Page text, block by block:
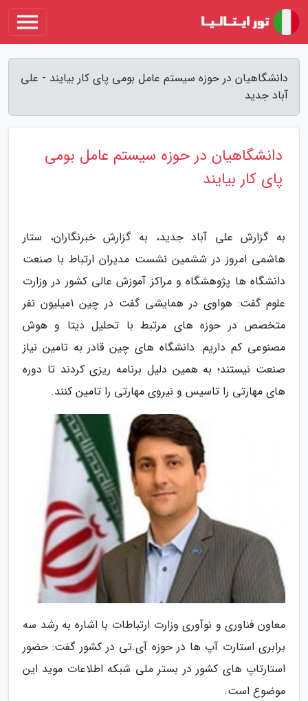
دانشگاهیان در حوزه سیستم عامل بومی پای کار بیایند - علی
آباد جدید
دانشگاهیان در حوزه سیستم عامل بومی
پای کار بیایند
به گزارش علی آباد جدید، به گزارش خبرنگاران، ستار
هاشمی امروز در ششمین نشست مدیران ارتباط با صنعت
دانشگاه ها پژوهشگاه و مراکز آموزش عالی کشور در وزارت
علوم گفت: هواوی در همایشی گفت در چین 1میلیون نفر
متخصص در حوزه های مرتبط با تحلیل دیتا و هوش
مصنوعی کم داریم. دانشگاه های چین قادر به تامین نیاز
صنعت نیستند؛ به همین دلیل برنامه ریزی کردند تا دوره
های مهارتی را تاسیس و نیروی مهارتی را تامین کنند.
معاون فناوری و نوآوری وزارت ارتباطات با اشاره به رشد سه
برابری استارت آپ ها در حوزه آی.تی در کشور گفت: حضور
استارتاپ های کشور در بستر ملی شبکه اطلاعات موید این
موضوع است.